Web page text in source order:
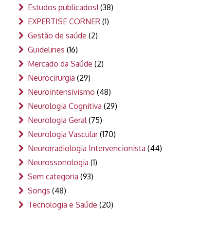
Estudos publicados! (38)
EXPERTISE CORNER (1)
Gestão de saúde (2)
Guidelines (16)
Mercado da Saúde (2)
Neurocirurgia (29)
Neurointensivismo (48)
Neurologia Cognitiva (29)
Neurologia Geral(75)
Neurologia Vascular(170)
Neurorradiologia Intervencionista (44)
Neurossonologia (1)
Sem categoria (93)
Songs (48)
Tecnologia e Saúde (20)